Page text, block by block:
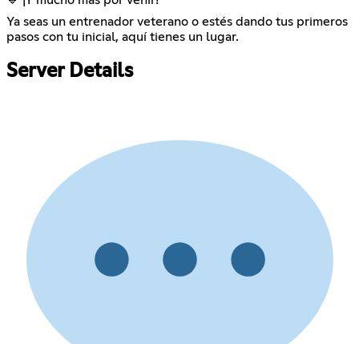
Ya seas un entrenador veterano o estés dando tus primeros
pasos con tu inicial, aquí tienes un lugar.
Server Details